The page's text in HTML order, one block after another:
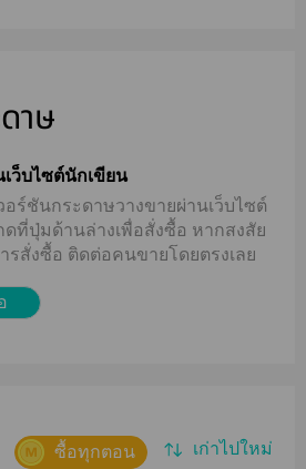
าษ
ว็บไซต์นักเขียน
อร์ชันกระดาษวางขายผ่านเว็บไซต์
ดที่ปุ่มด้านล่างเพื่อสั่งซื้อ หากสงสัย
รสั่งซื้อ ติดต่อคนขายโดยตรงเลย
เก่าไปใหม่
ซื้อทุกตอน